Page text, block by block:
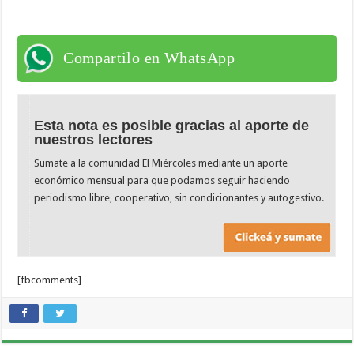
Compartilo en WhatsApp
Esta nota es posible gracias al aporte de
nuestros lectores
Sumate a la comunidad El Miércoles mediante un aporte
económico mensual para que podamos seguir haciendo
periodismo libre, cooperativo, sin condicionantes y autogestivo.
[fbcomments]